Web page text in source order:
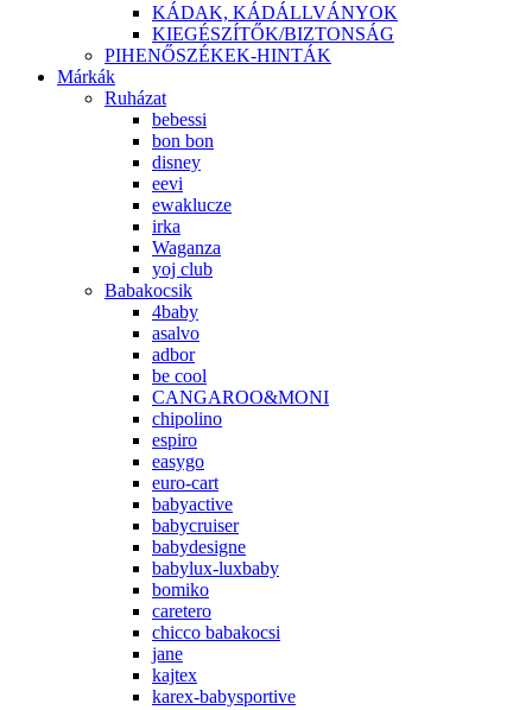
KÁDAK, KÁDÁLLVÁNYOK
KIEGÉSZÍTŐK/BIZTONSÁG
PIHENŐSZÉKEK-HINTÁK
Márkák
Ruházat
bebessi
bon bon
disney
eevi
ewaklucze
irka
Waganza
yoj club
Babakocsik
4baby
asalvo
adbor
be cool
CANGAROO&MONI
chipolino
espiro
easygo
euro-cart
babyactive
babycruiser
babydesigne
babylux-luxbaby
bomiko
caretero
chicco babakocsi
jane
kajtex
karex-babysportive